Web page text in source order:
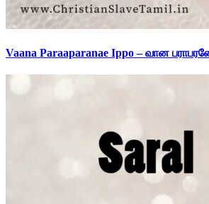
Vaana Paraaparanae Ippo – வான